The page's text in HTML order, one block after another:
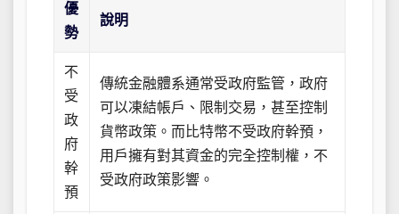
優
勢
說明
不
受
政
府
幹
預
傳統金融體系通常受政府監管，政府
可以凍結帳戶、限制交易，甚至控制
貨幣政策。而比特幣不受政府幹預，
用戶擁有對其資金的完全控制權，不
受政府政策影響。